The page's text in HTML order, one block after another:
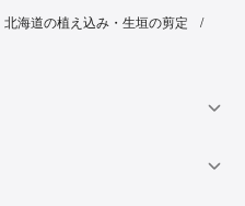
北海道の植え込み・生垣の剪定